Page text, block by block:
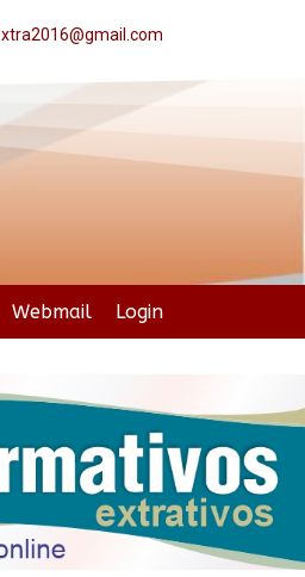
Webmail Login